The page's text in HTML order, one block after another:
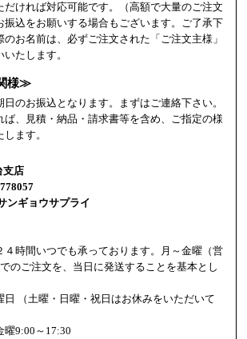
だければ対応可能です。（高額で大量のご注文
振込をお願いする場合もございます。ご了承下
お名前は、必ずご注文された「ご注文主様」
たします。
様≫
のお振込となります。まずはご連絡下さい。
ば、見積・納品・請求書等を含め、ご指定の様
します。
店
ギョウサプライ
４時間いつでも承っております。月～金曜（営
のご注文を、当日に発送することを基本とし
日 （土曜・日曜・祝日はお休みをいただいて
曜9:00～17:30